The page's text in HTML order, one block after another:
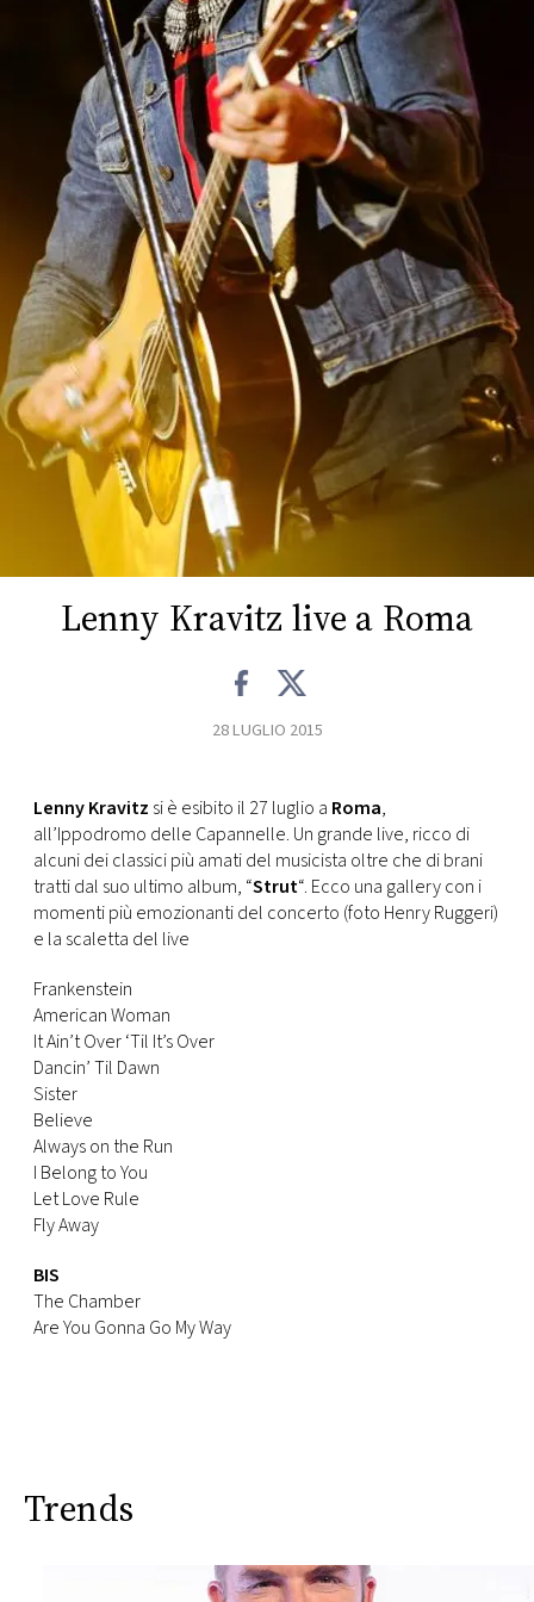
CONCORSI
EVENTI
VIDEO
TV
PRINCIPATO
DI
MONACO
RMC
CONSIGLIA
Lenny Kravitz live a Roma
28 LUGLIO 2015
Lenny Kravitz si è esibito il 27 luglio a Roma,
all’Ippodromo delle Capannelle. Un grande live, ricco di
alcuni dei classici più amati del musicista oltre che di brani
tratti dal suo ultimo album, “Strut“. Ecco una gallery con i
momenti più emozionanti del concerto (foto Henry Ruggeri)
e la scaletta del live
Frankenstein
American Woman
It Ain’t Over ‘Til It’s Over
Dancin’ Til Dawn
Sister
Believe
Always on the Run
I Belong to You
Let Love Rule
Fly Away
BIS
The Chamber
Are You Gonna Go My Way
Trends